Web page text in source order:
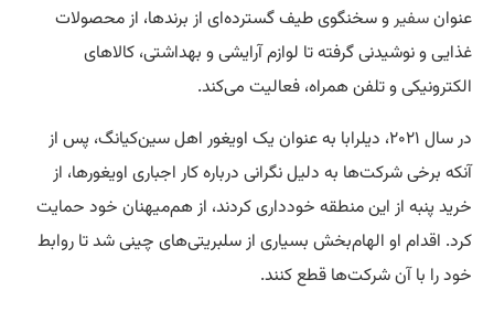
عنوانسفیرو سخنگوی طیف گسترده‌ای از برندها، از محصولات
غذایی و نوشیدنی گرفته تا لوازم آرایشی و بهداشتی، کالاهای
الکترونیکی و تلفن همراه، فعالیت می‌کند.
در سال ۲۰۲۱، دیلرابا به عنوان یک اویغور اهل سین‌کیانگ، پس از
آنکه برخی شرکت‌ها به دلیل نگرانی درباره کار اجباری اویغورها، از
خرید پنبه از این منطقه خودداری کردند، از هم‌میهنان خود حمایت
کرد. اقدام او الهام‌بخش بسیاری از سلبریتی‌های چینی شد تا روابط
خود را با آن شرکت‌ها قطع کنند.